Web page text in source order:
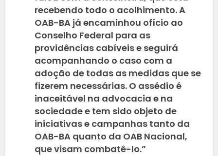
recebendo todo o acolhimento. A
OAB-BA já encaminhou ofício ao
Conselho Federal para as
providências cabíveis e seguirá
acompanhando o caso com a
adoção de todas as medidas que se
fizerem necessárias. O assédio é
inaceitável na advocacia e na
sociedade e tem sido objeto de
iniciativas e campanhas tanto da
OAB-BA quanto da OAB Nacional,
que visam combatê-lo.”